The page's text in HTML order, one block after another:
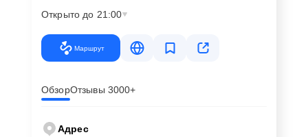
Открыто до 21:00
Маршрут
ОбзорОтзывы 3000+
Адрес